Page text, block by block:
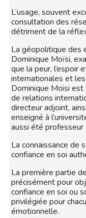
L’usage, souvent
consultation des
détriment de la
La géopolitique des
Dominique Moïsi,
que la peur, l’espoir
internationales et
Dominique Moisi est
de relations
directeur adjoint,
enseigné à
aussi été professeur
La connaissance de
confiance en soi
La première partie
précisément pour
confiance en soi ou
privilégiée pour
émotionnelle.